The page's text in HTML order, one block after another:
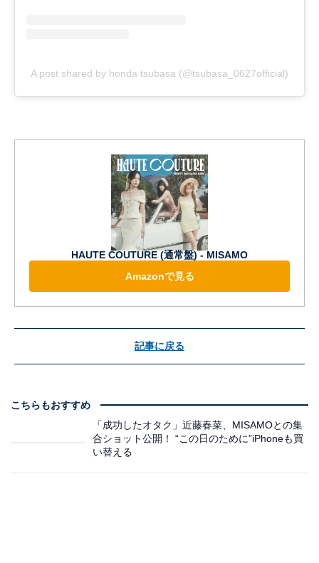
A post shared by honda tsubasa (@tsubasa_0627official)
HAUTE COUTURE (通常盤) - MISAMO
Amazonで見る
記事に戻る
こちらもおすすめ
「成功したオタク」近藤春菜、MISAMOとの集
合ショット公開！ “この日のために”iPhoneも買
い替える